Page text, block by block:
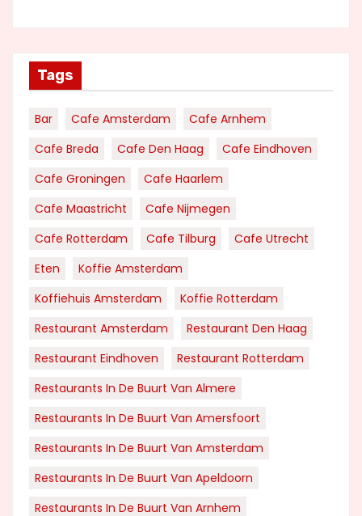
Tags
Bar Cafe Amsterdam
Cafe Arnhem
Cafe Breda
Cafe Den Haag
Cafe Eindhoven
Cafe Groningen
Cafe Haarlem
Cafe Maastricht
Cafe Nijmegen
Cafe Rotterdam
Cafe Tilburg
Cafe Utrecht
Eten
Koffie Amsterdam
Koffiehuis Amsterdam
Koffie Rotterdam
Restaurant Amsterdam
Restaurant Den Haag
Restaurant Eindhoven
Restaurant Rotterdam
Restaurants In De Buurt Van Almere
Restaurants In De Buurt Van Amersfoort
Restaurants In De Buurt Van Amsterdam
Restaurants In De Buurt Van Apeldoorn
Restaurants In De Buurt Van Arnhem